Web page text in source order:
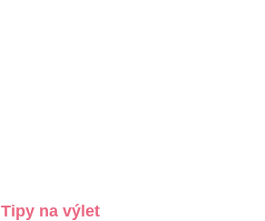
Tipy na výlet